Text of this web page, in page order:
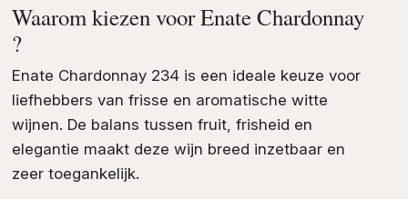
Waarom kiezen voor Enate Chardonnay
?
Enate Chardonnay 234 is een ideale keuze voor
liefhebbers van frisse en aromatische witte
wijnen. De balans tussen fruit, frisheid en
elegantie maakt deze wijn breed inzetbaar en
zeer toegankelijk.